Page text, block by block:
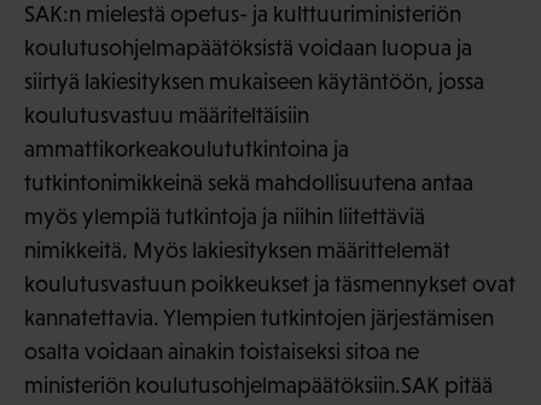
SAK:n mielestä opetus- ja kulttuuriministeriön
koulutusohjelmapäätöksistä voidaan luopua ja
siirtyä lakiesityksen mukaiseen käytäntöön, jossa
koulutusvastuu määriteltäisiin
ammattikorkeakoulututkintoina ja
tutkintonimikkeinä sekä mahdollisuutena antaa
myös ylempiä tutkintoja ja niihin liitettäviä
nimikkeitä. Myös lakiesityksen määrittelemät
koulutusvastuun poikkeukset ja täsmennykset ovat
kannatettavia. Ylempien tutkintojen järjestämisen
osalta voidaan ainakin toistaiseksi sitoa ne
ministeriön koulutusohjelmapäätöksiin.SAK pitää